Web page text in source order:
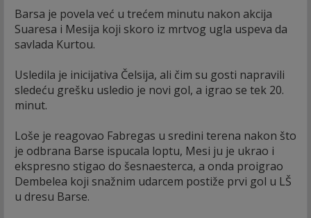
Barsa je povela već u trećem minutu nakon akcija
Suaresa i Mesija koji skoro iz mrtvog ugla uspeva da
savlada Kurtou.
Usledila je inicijativa Čelsija, ali čim su gosti napravili
sledeću grešku usledio je novi gol, a igrao se tek 20.
minut.
Loše je reagovao Fabregas u sredini terena nakon što
je odbrana Barse ispucala loptu, Mesi ju je ukrao i
ekspresno stigao do šesnaesterca, a onda proigrao
Dembelea koji snažnim udarcem postiže prvi gol u LŠ
u dresu Barse.